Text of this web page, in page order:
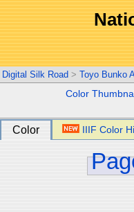
Digital Silk Road > Toyo Bunko
Color
Color IIIF Color